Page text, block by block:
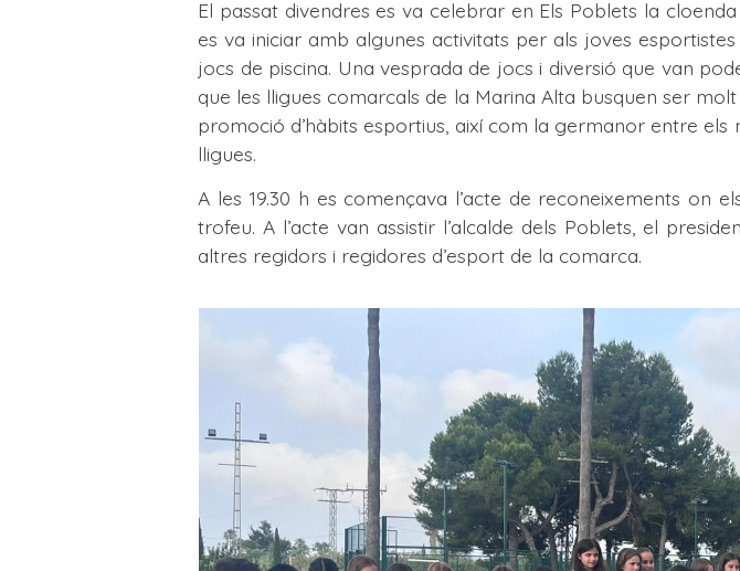
El passat divendres es va celebrar en Els Poblets la
es va iniciar amb algunes activitats per als joves
jocs de piscina. Una vesprada de jocs i diversió que van
que les lligues comarcals de la Marina Alta busquen ser
promoció d’hàbits esportius, així com la germanor entre
lligues.
A les 19.30 h es començava l’acte de reconeixements on
trofeu. A l’acte van assistir l’alcalde dels Poblets, el
altres regidors i regidores d’esport de la comarca.